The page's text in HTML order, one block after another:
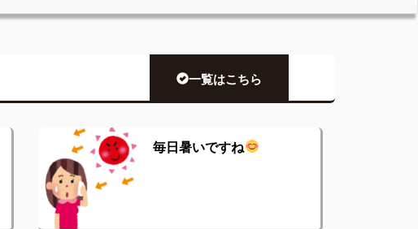
一覧はこちら
毎日暑いですね